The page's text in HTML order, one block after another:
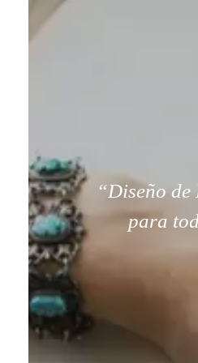
“Diseño
para